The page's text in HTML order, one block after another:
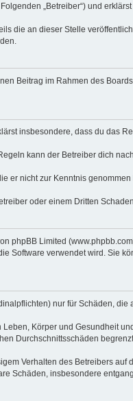
„Betreiber“) und
die an dieser Stelle
Beitrag im Rahmen des
insbesondere, dass du das
kann der Betreiber dich
er nicht zur Kenntnis
oder einem Dritten
phpBB Limited
Software verwendet wird. Sie
nur für Schäden,
Körper und Gesundheit
Durchschnittsschäden
Verhalten des Betreibers auf
Schäden, insbesondere